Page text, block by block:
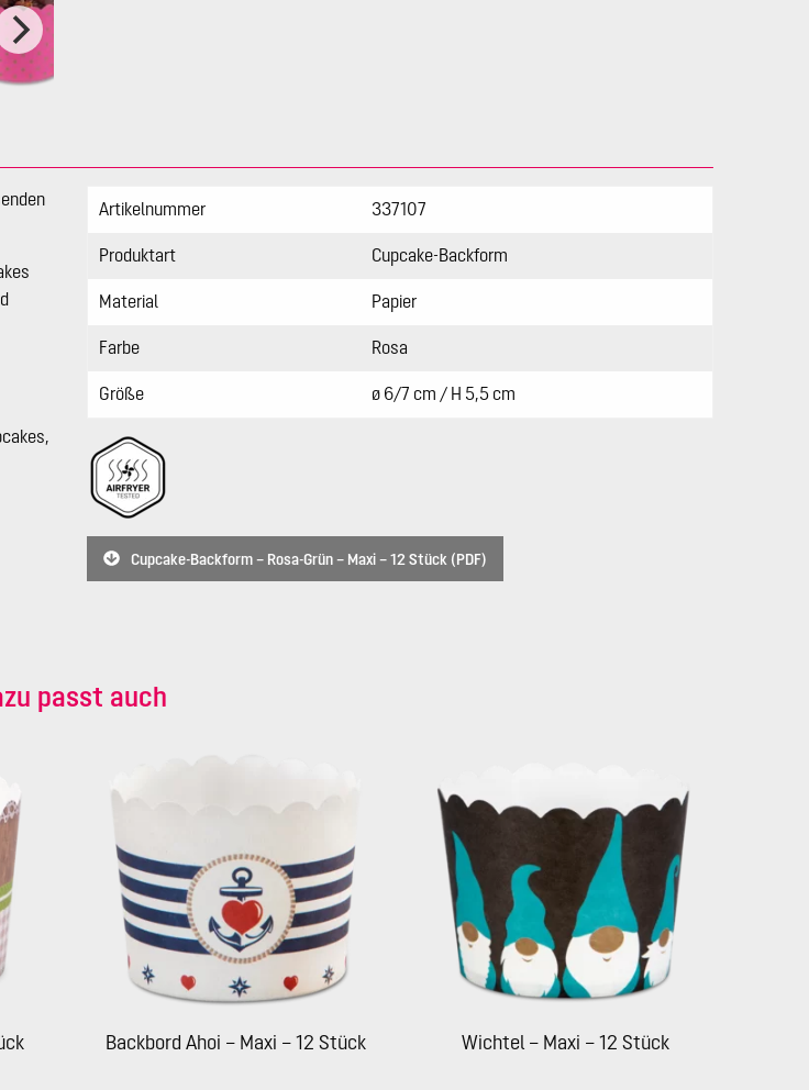
Artikelnummer 337107
Produktart Cupcake-Backform
Material Papier
Farbe Rosa
Größe ø 6/7 cm / H 5,5 cm
Cupcake-Backform – Rosa-Grün – Maxi – 12 Stück (PDF)
passt auch
Backbord Ahoi – Maxi – 12 Stück Wichtel – Maxi – 12 Stück